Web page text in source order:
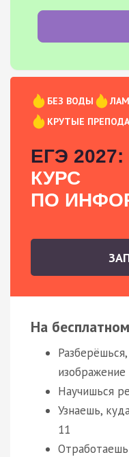
БЕЗ ВОДЫ
КРУТЫЕ
ЕГЭ 2027:
КУРС
ПО
На
изображение
Научишься
Узнаешь,
11